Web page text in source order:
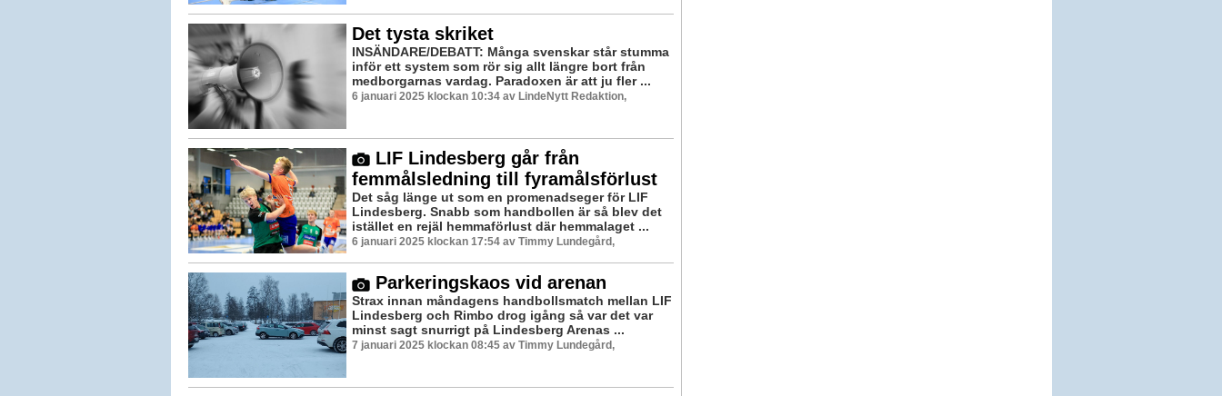
Det tysta skriket
INSÄNDARE/DEBATT: Många svenskar står stumma
inför ett system som rör sig allt längre bort från
medborgarnas vardag. Paradoxen är att ju fler ...
6 januari 2025 klockan 10:34 av LindeNytt Redaktion,
LIF Lindesberg går från
femmålsledning till fyramålsförlust
Det såg länge ut som en promenadseger för LIF
Lindesberg. Snabb som handbollen är så blev det
istället en rejäl hemmaförlust där hemmalaget ...
6 januari 2025 klockan 17:54 av Timmy Lundegård,
Parkeringskaos vid arenan
Strax innan måndagens handbollsmatch mellan LIF
Lindesberg och Rimbo drog igång så var det var
minst sagt snurrigt på Lindesberg Arenas ...
7 januari 2025 klockan 08:45 av Timmy Lundegård,